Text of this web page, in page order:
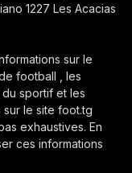
1227 Les Acacias
sur le
football , les
sportif et les
sur le site foot.tg
exhaustives. En
ces informations